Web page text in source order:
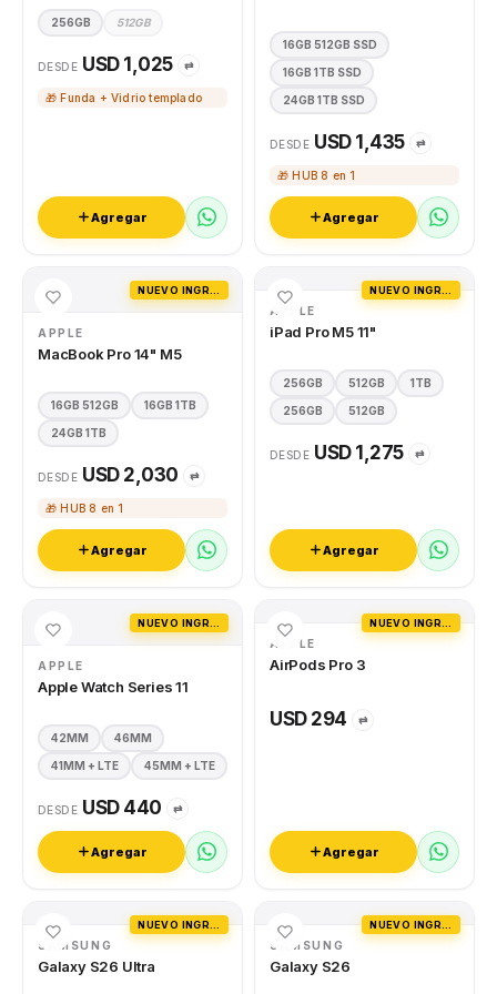
256GB 512GB
DESDE USD 1,025 ⇄
🎁 Funda + Vidrio templado
Agregar
16GB 512GB SSD
16GB 1TB SSD
24GB 1TB SSD
DESDE USD 1,435 ⇄
🎁 HUB 8 en 1
Agregar
APPLE
MacBook Pro 14" M5
16GB 512GB 16GB 1TB
24GB 1TB
DESDE USD 2,030 ⇄
🎁 HUB 8 en 1
Agregar
APPLE
iPad Pro M5 11"
256GB 512GB 1TB
256GB 512GB
DESDE USD 1,275 ⇄
Agregar
APPLE
Apple Watch Series 11
42MM 46MM
41MM + LTE 45MM + LTE
DESDE USD 440 ⇄
Agregar
APPLE
AirPods Pro 3
USD 294 ⇄
Agregar
SAMSUNG
Galaxy S26 Ultra
SAMSUNG
Galaxy S26